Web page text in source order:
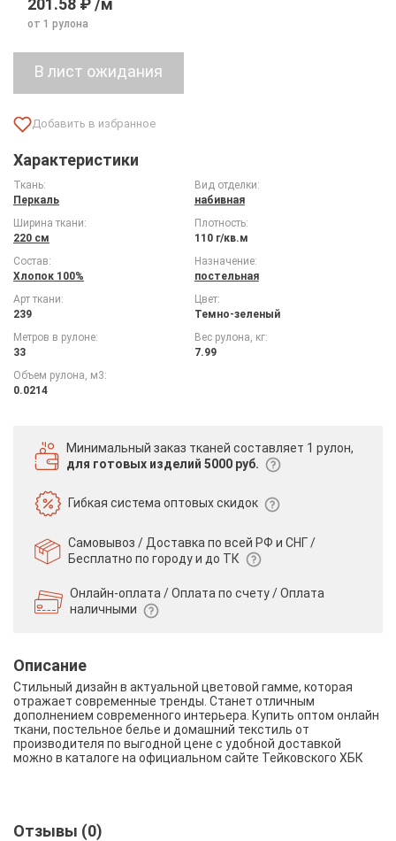
201.58 ₽ /м
от 1 рулона
Характеристики
Ткань:
Перкаль
Вид отделки:
набивная
Ширина ткани:
220 см
Плотность:
110 г/кв.м
Состав:
Хлопок 100%
Назначение:
постельная
Арт ткани:
239
Цвет:
Темно-зеленый
Метров в рулоне:
33
Вес рулона, кг:
7.99
Объем рулона, м3:
0.0214
Минимальный заказ тканей составляет 1 рулон,
для готовых изделий 5000 руб.
Гибкая системаоптовых скидок
Самовывоз / Доставка по всей РФ и СНГ /
Бесплатно по городу и до ТК
Онлайн-оплата / Оплата по счету /Оплата
наличными
Описание
Стильный дизайн в актуальной цветовой гамме, которая
отражает современные тренды. Станет отличным
дополнением современного интерьера. Купить оптом онлайн
ткани, постельное белье и домашний текстиль от
производителя по выгодной цене с удобной доставкой
можно в каталоге на официальном сайте Тейковского ХБК
Отзывы (0)